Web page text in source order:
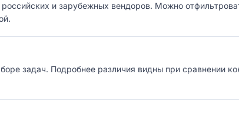
и зарубежных вендоров. Можно
задач. Подробнее различия видны при сравнении